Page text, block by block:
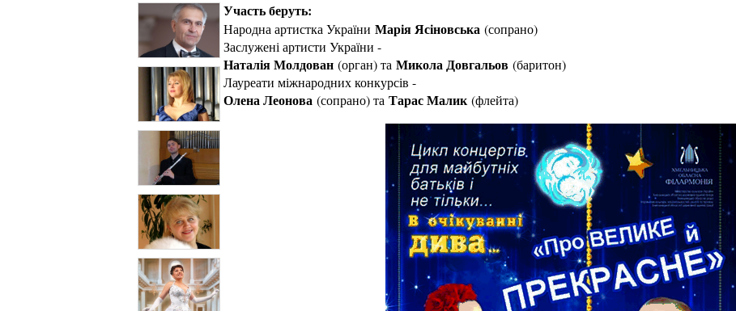
Участь беруть:
Народна артистка України Марія Ясіновська (сопрано)
Заслужені артисти України -
Наталія Молдован (орган) та Микола Довгальов (баритон)
Лауреати міжнародних конкурсів -
Олена Леонова (сопрано) та Тарас Малик (флейта)